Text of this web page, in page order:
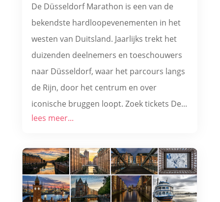
De Düsseldorf Marathon is een van de
bekendste hardloopevenementen in het
westen van Duitsland. Jaarlijks trekt het
duizenden deelnemers en toeschouwers
naar Düsseldorf, waar het parcours langs
de Rijn, door het centrum en over
iconische bruggen loopt. Zoek tickets De...
lees meer...